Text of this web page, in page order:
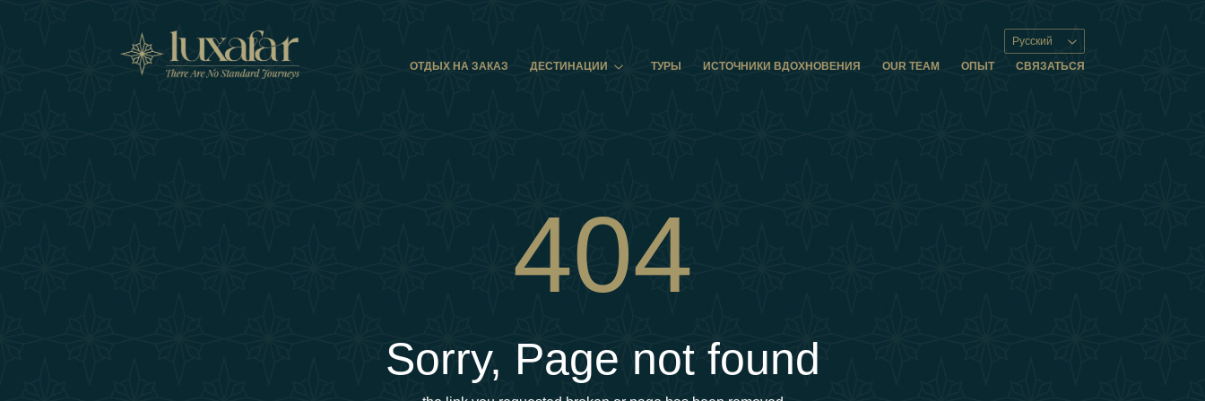
Русский
ОТДЫХ НА ЗАКАЗ
ДЕСТИНАЦИИ ТУРЫ ИСТОЧНИКИ ВДОХНОВЕНИЯ OUR TEAM ОПЫТ СВЯЗАТЬСЯ
404
Sorry, Page not found